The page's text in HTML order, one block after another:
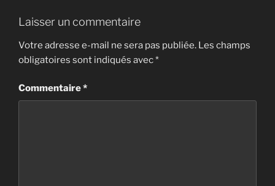
Laisser un commentaire
Votre adresse e-mail ne sera pas publiée. Les champs
obligatoires sont indiqués avec*
Commentaire*